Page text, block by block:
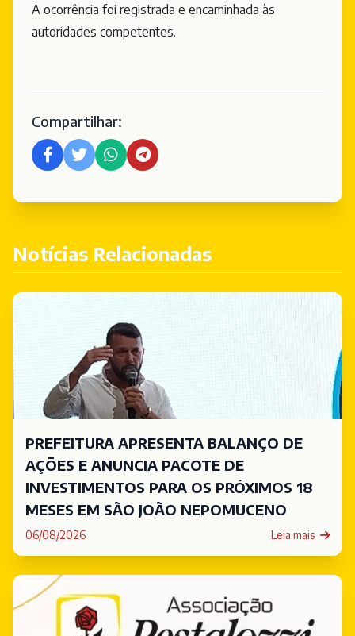
A ocorrência foi registrada e encaminhada às
autoridades competentes.
Compartilhar:
Notícias Relacionadas
PREFEITURA APRESENTA BALANÇO DE
AÇÕES E ANUNCIA PACOTE DE
INVESTIMENTOS PARA OS PRÓXIMOS 18
MESES EM SÃO JOÃO NEPOMUCENO
06/08/2026 Leia mais